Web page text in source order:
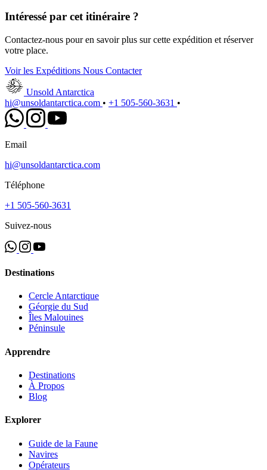
Intéressé par cet itinéraire ?
Contactez-nous pour en savoir plus sur cette expédition et réserver
votre place.
Voir les Expéditions Nous Contacter
Unsold Antarctica
hi@unsoldantarctica.com • +1 505-560-3631 •
Email
hi@unsoldantarctica.com
Téléphone
+1 505-560-3631
Suivez-nous
Destinations
Cercle Antarctique
Géorgie du Sud
Îles Malouines
Péninsule
Apprendre
Destinations
À Propos
Blog
Explorer
Guide de la Faune
Navires
Opérateurs